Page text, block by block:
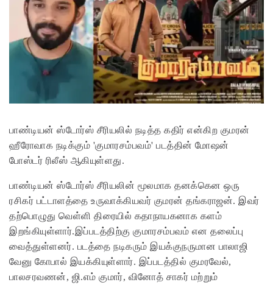
பாண்டியன் ஸ்டோர்ஸ் சீரியலில் நடித்த கதிர் என்கிற குமரன்
ஹீரோவாக நடிக்கும் 'குமாரசம்பவம்' படத்தின் மோஷன்
போஸ்டர் ரிலீஸ் ஆகியுள்ளது.
பாண்டியன் ஸ்டோர்ஸ் சீரியலின் மூலமாக தனக்கென ஒரு
ரசிகர் பட்டாளத்தை உருவாக்கியவர் குமரன் தங்கராஜன். இவர்
தற்பொழுது வெள்ளி திரையில் கதாநாயகனாக களம்
இறங்கியுள்ளார்.இப்படத்திற்கு குமாரசம்பவம் என தலைப்பு
வைத்துள்ளனர். படத்தை நடிகரும் இயக்குநருமான பாலாஜி
வேனு கோபால் இயக்கியுள்ளார். இப்படத்தில் குமரவேல்,
பாலசரவணன், ஜி.எம் குமார், வினோத் சாகர் மற்றும்